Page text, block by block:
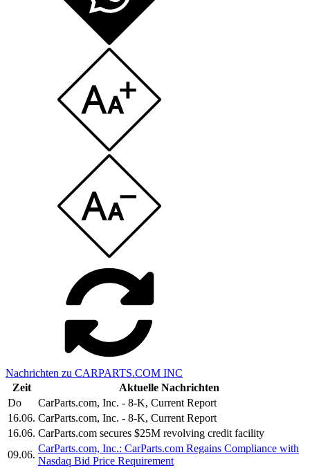
Nachrichten zu CARPARTS.COM INC
Zeit
Aktuelle Nachrichten
Do
CarParts.com, Inc. - 8-K, Current Report
16.06. CarParts.com, Inc. - 8-K, Current Report
16.06. CarParts.com secures $25M revolving credit facility
09.06.
CarParts.com, Inc.: CarParts.com Regains Compliance with
Nasdaq Bid Price Requirement